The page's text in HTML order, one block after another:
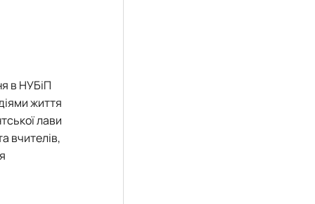
в НУБіП
життя
лави
вчителів,